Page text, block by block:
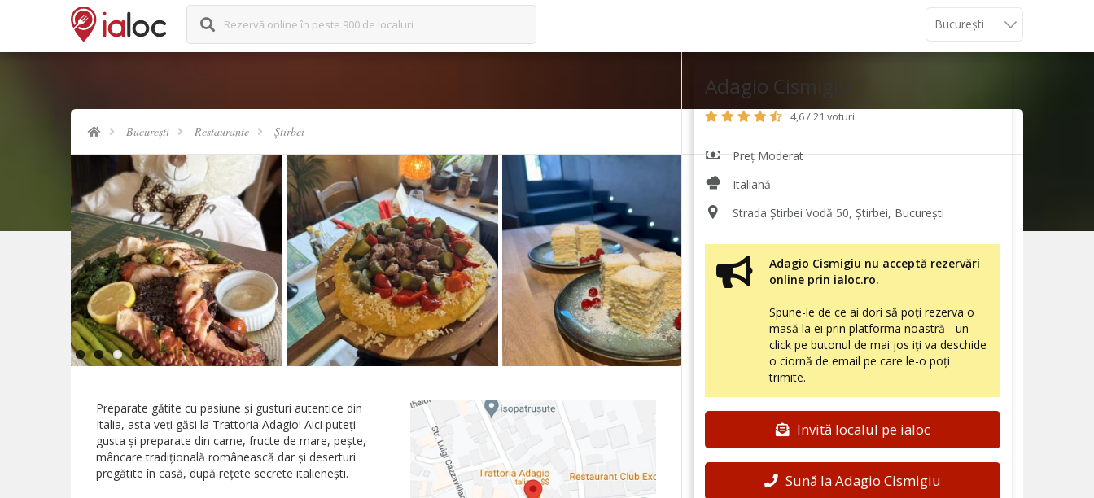
Rezervă online în peste 900 de localuri
București Restaurante Știrbei
Adagio Cismigiu
4,6 / 21 voturi
Preț Moderat
Italiană
Strada Știrbei Vodă 50, Știrbei, București
Adagio Cismigiu nu acceptă rezervări
online prin ialoc.ro.
Spune-le de ce ai dori să poți rezerva o
masă la ei prin platforma noastră - un
click pe butonul de mai jos iți va deschide
o ciornă de email pe care le-o poți
trimite.
Invită localul pe ialoc
Sună la Adagio Cismigiu
Preparate gătite cu pasiune și gusturi autentice din
Italia, asta veți găsi la Trattoria Adagio! Aici puteți
gusta și preparate din carne, fructe de mare, pește,
mâncare tradițională românească dar și deserturi
pregătite în casă, după rețete secrete italienești.